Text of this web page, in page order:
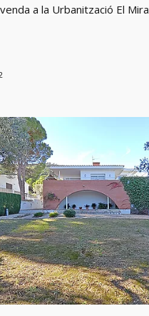
a la Urbanització El